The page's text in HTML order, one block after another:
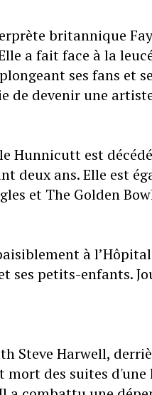
britannique
a fait face à la
ses fans et
de devenir une
Hunnicutt est
deux ans. Elle est
et The Golden
à
ses petits-enfants.
Steve Harwell,
des suites